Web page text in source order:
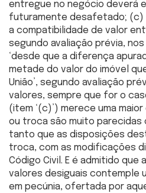
entregue no negócio deverá
futuramente desafetado; (c)
a compatibilidade de valor
segundo avaliação prévia,
‘desde que a diferença
metade do valor do imóvel
União’, segundo avaliação
valores, sempre que for o
(item ‘(c)’) merece uma
ou troca são muito parecidas
tanto que as disposições
troca, com as modificações
Código Civil. E é admitido que
valores desiguais contemple
em pecúnia, ofertada por